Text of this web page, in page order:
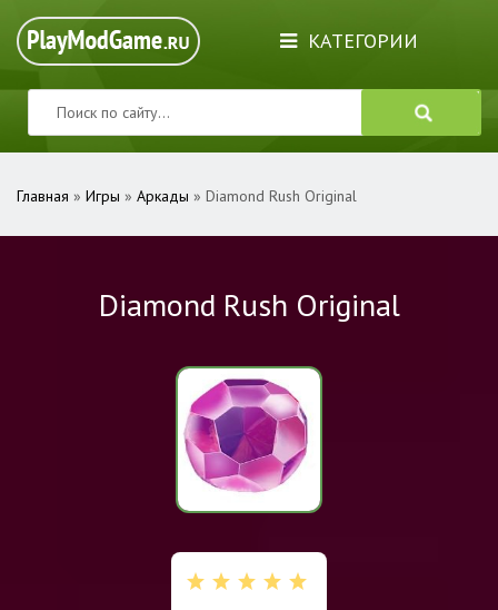
КАТЕГОРИИ
Главная » Игры » Аркады » Diamond Rush Original
Diamond Rush Original